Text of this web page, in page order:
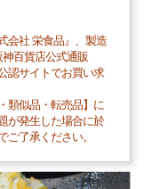
会社 栄食品』、製造
百貨店公式通販
認サイトでお買い求
類似品・転売品】に
が発生した場合に於
ご了承ください。